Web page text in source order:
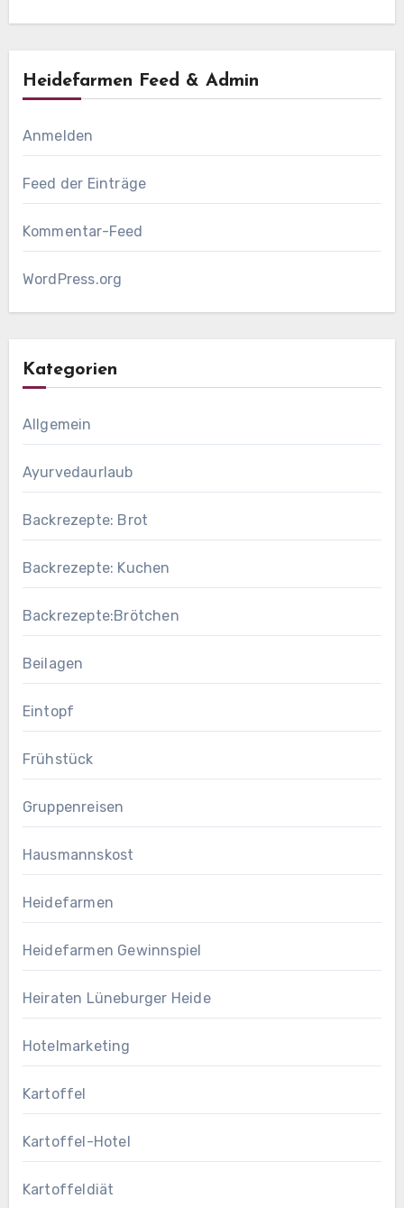
Heidefarmen Feed & Admin
Anmelden
Feed der Einträge
Kommentar-Feed
WordPress.org
Kategorien
Allgemein
Ayurvedaurlaub
Backrezepte: Brot
Backrezepte: Kuchen
Backrezepte:Brötchen
Beilagen
Eintopf
Frühstück
Gruppenreisen
Hausmannskost
Heidefarmen
Heidefarmen Gewinnspiel
Heiraten Lüneburger Heide
Hotelmarketing
Kartoffel
Kartoffel-Hotel
Kartoffeldiät